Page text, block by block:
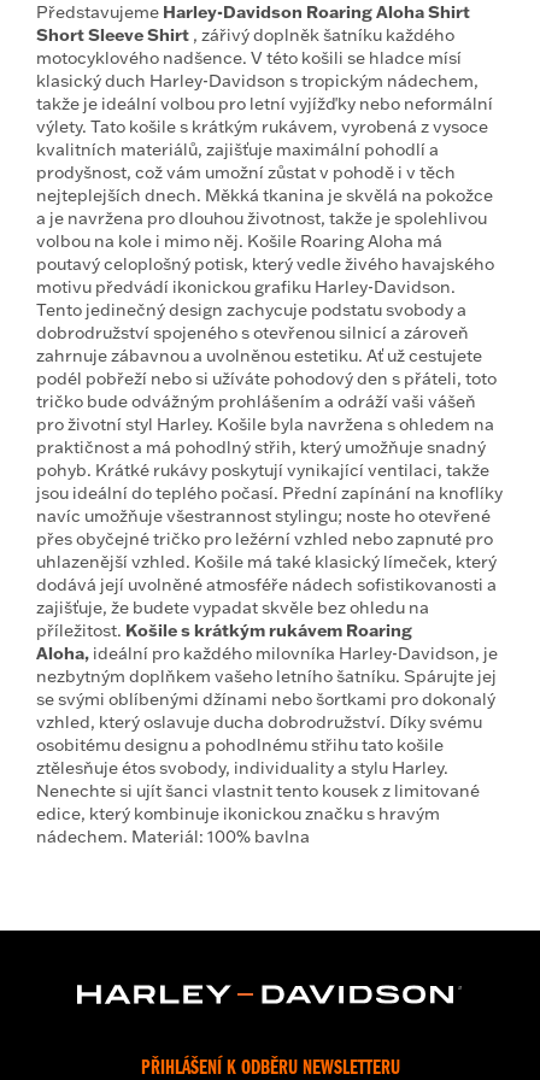
Představujeme Harley-Davidson Roaring Aloha Shirt
Short Sleeve Shirt , zářivý doplněk šatníku každého
motocyklového nadšence. V této košili se hladce mísí
klasický duch Harley-Davidson s tropickým nádechem,
takže je ideální volbou pro letní vyjížďky nebo neformální
výlety. Tato košile s krátkým rukávem, vyrobená z vysoce
kvalitních materiálů, zajišťuje maximální pohodlí a
prodyšnost, což vám umožní zůstat v pohodě i v těch
nejteplejších dnech. Měkká tkanina je skvělá na pokožce
a je navržena pro dlouhou životnost, takže je spolehlivou
volbou na kole i mimo něj. Košile Roaring Aloha má
poutavý celoplošný potisk, který vedle živého havajského
motivu předvádí ikonickou grafiku Harley-Davidson.
Tento jedinečný design zachycuje podstatu svobody a
dobrodružství spojeného s otevřenou silnicí a zároveň
zahrnuje zábavnou a uvolněnou estetiku. Ať už cestujete
podél pobřeží nebo si užíváte pohodový den s přáteli, toto
tričko bude odvážným prohlášením a odráží vaši vášeň
pro životní styl Harley. Košile byla navržena s ohledem na
praktičnost a má pohodlný střih, který umožňuje snadný
pohyb. Krátké rukávy poskytují vynikající ventilaci, takže
jsou ideální do teplého počasí. Přední zapínání na knoflíky
navíc umožňuje všestrannost stylingu; noste ho otevřené
přes obyčejné tričko pro ležérní vzhled nebo zapnuté pro
uhlazenější vzhled. Košile má také klasický límeček, který
dodává její uvolněné atmosféře nádech sofistikovanosti a
zajišťuje, že budete vypadat skvěle bez ohledu na
příležitost. Košile s krátkým rukávem Roaring
Aloha, ideální pro každého milovníka Harley-Davidson, je
nezbytným doplňkem vašeho letního šatníku. Spárujte jej
se svými oblíbenými džínami nebo šortkami pro dokonalý
vzhled, který oslavuje ducha dobrodružství. Díky svému
osobitému designu a pohodlnému střihu tato košile
ztělesňuje étos svobody, individuality a stylu Harley.
Nenechte si ujít šanci vlastnit tento kousek z limitované
edice, který kombinuje ikonickou značku s hravým
nádechem. Materiál: 100% bavlna
PŘIHLÁŠENÍ K ODBĚRU NEWSLETTERU